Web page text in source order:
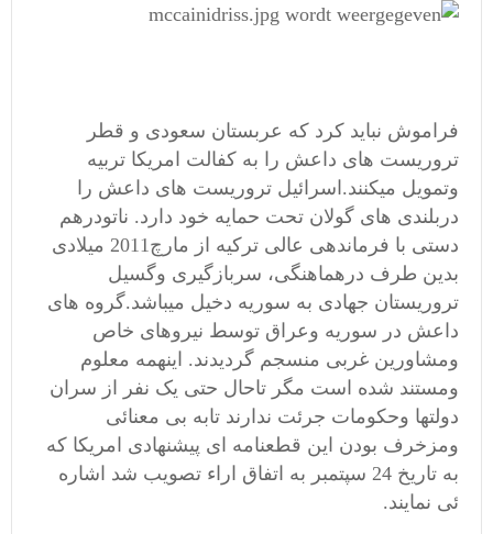
فراموش نباید کرد که عربستان سعودی و قطر
تروریست های داعش را به کفالت امریکا تربیه
وتمویل میکنند.اسرائیل تروریست های داعش را
دربلندی های گولان تحت حمایه خود دارد. ناتودرهم
دستی با فرماندهی عالی ترکیه از مارچ2011 میلادی
بدین طرف درهماهنگی، سربازگیری وگسیل
تروریستان جهادی به سوریه دخیل میباشد.گروه های
داعش در سوریه وعراق توسط نیروهای خاص
ومشاورین غربی منسجم گردیدند. اینهمه معلوم
ومستند شده است مگر تاحال حتی یک نفر از سران
دولتها وحکومات جرئت ندارند تابه بی معنائی
ومزخرف بودن این قطعنامه ای پیشنهادی امریکا که
به تاریخ 24 سپتمبر به اتفاق اراء تصویب شد اشاره
ئی نمایند.